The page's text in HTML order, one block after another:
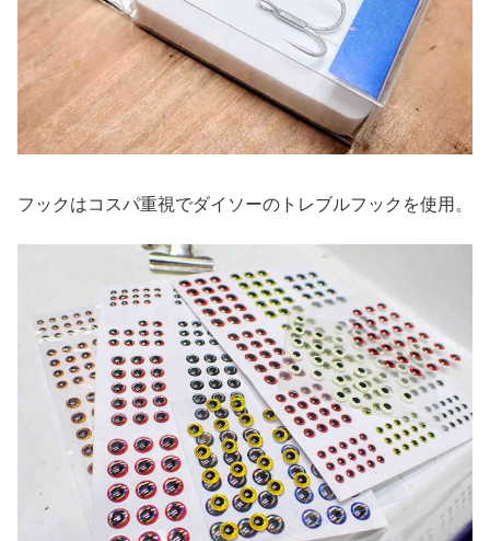
フックはコスパ重視でダイソーのトレブルフックを使用。